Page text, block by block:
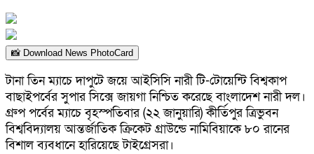
📸 Download News PhotoCard
টানা তিন ম্যাচে দাপুটে জয়ে আইসিসি নারী টি-টোয়েন্টি বিশ্বকাপ
বাছাইপর্বের সুপার সিক্সে জায়গা নিশ্চিত করেছে বাংলাদেশ নারী দল।
গ্রুপ পর্বের ম্যাচে বৃহস্পতিবার (২২ জানুয়ারি) কীর্তিপুর ত্রিভুবন
বিশ্ববিদ্যালয় আন্তর্জাতিক ক্রিকেট গ্রাউন্ডে নামিবিয়াকে ৮০ রানের
বিশাল ব্যবধানে হারিয়েছে টাইগ্রেসরা।